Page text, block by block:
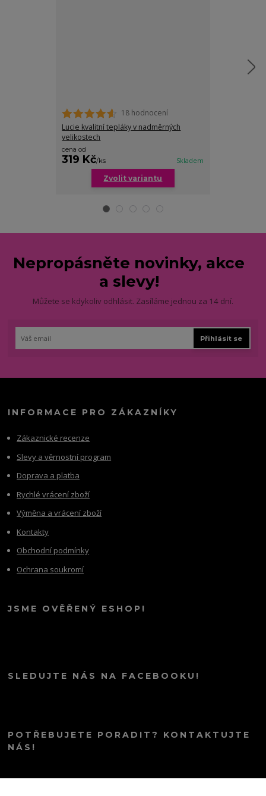
18 hodnocení
Lucie kvalitní tepláky v nadměrných
velikostech
cena od
319 Kč/ks Skladem
Zvolit variantu
Nepropásněte novinky, akce
a slevy!
Můžete se kdykoliv odhlásit. Zasíláme jednou za 14 dní.
Přihlásit se
INFORMACE PRO ZÁKAZNÍKY
Zákaznické recenze
Slevy a věrnostní program
Doprava a platba
Rychlé vrácení zboží
Výměna a vrácení zboží
Kontakty
Obchodní podmínky
Ochrana soukromí
JSME OVĚŘENÝ ESHOP!
SLEDUJTE NÁS NA FACEBOOKU!
POTŘEBUJETE PORADIT? KONTAKTUJTE
NÁS!